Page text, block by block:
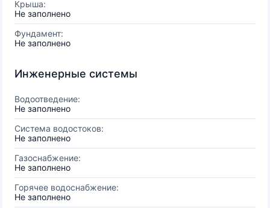
Крыша:
Не заполнено
Фундамент:
Не заполнено
Инженерные системы
Водоотведение:
Не заполнено
Система водостоков:
Не заполнено
Газоснабжение:
Не заполнено
Горячее водоснабжение:
Не заполнено